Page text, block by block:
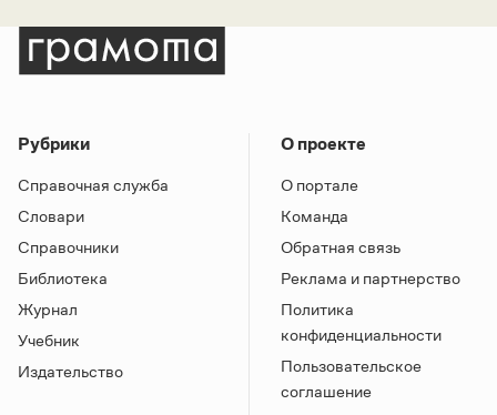
Рубрики
Справочная служба
Словари
Справочники
Библиотека
Журнал
Учебник
Издательство
О проекте
О портале
Команда
Обратная связь
Реклама и партнерство
Политика
конфиденциальности
Пользовательское
соглашение